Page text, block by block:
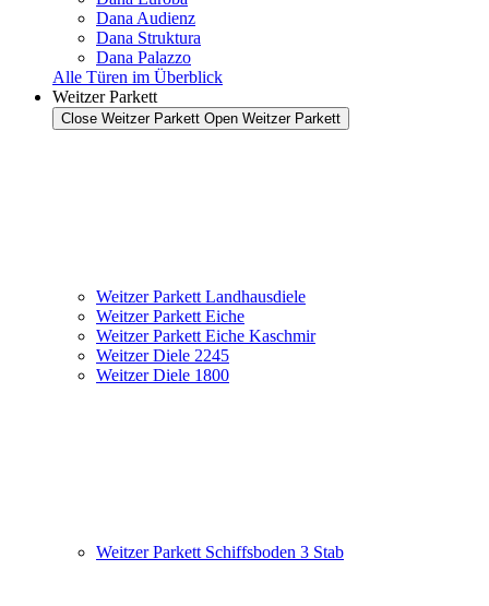
Dana Audienz
Dana Struktura
Dana Palazzo
Alle Türen im Überblick
Weitzer Parkett
Close Weitzer Parkett Open Weitzer Parkett
Weitzer Parkett Landhausdiele
Weitzer Parkett Eiche
Weitzer Parkett Eiche Kaschmir
Weitzer Diele 2245
Weitzer Diele 1800
Weitzer Parkett Schiffsboden 3 Stab